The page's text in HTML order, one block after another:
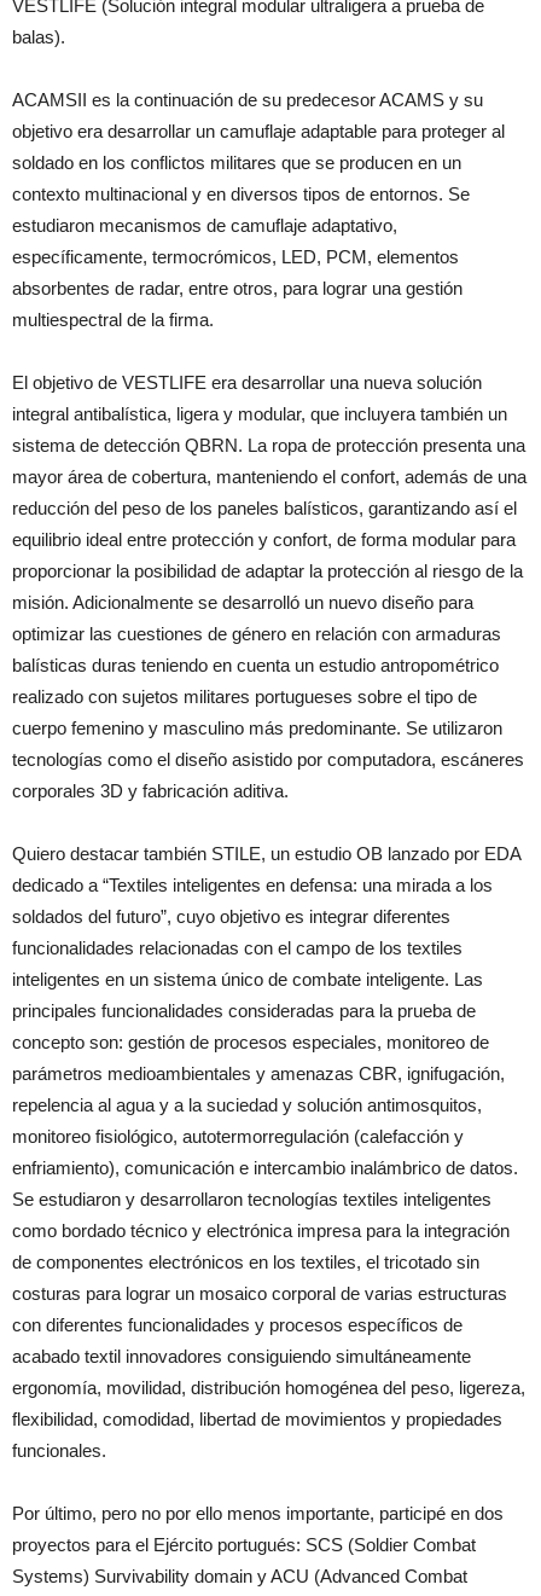
VESTLIFE (Solución integral modular ultraligera a prueba de
balas).
ACAMSII es la continuación de su predecesor ACAMS y su
objetivo era desarrollar un camuflaje adaptable para proteger al
soldado en los conflictos militares que se producen en un
contexto multinacional y en diversos tipos de entornos. Se
estudiaron mecanismos de camuflaje adaptativo,
específicamente, termocrómicos, LED, PCM, elementos
absorbentes de radar, entre otros, para lograr una gestión
multiespectral de la firma.
El objetivo de VESTLIFE era desarrollar una nueva solución
integral antibalística, ligera y modular, que incluyera también un
sistema de detección QBRN. La ropa de protección presenta una
mayor área de cobertura, manteniendo el confort, además de una
reducción del peso de los paneles balísticos, garantizando así el
equilibrio ideal entre protección y confort, de forma modular para
proporcionar la posibilidad de adaptar la protección al riesgo de la
misión. Adicionalmente se desarrolló un nuevo diseño para
optimizar las cuestiones de género en relación con armaduras
balísticas duras teniendo en cuenta un estudio antropométrico
realizado con sujetos militares portugueses sobre el tipo de
cuerpo femenino y masculino más predominante. Se utilizaron
tecnologías como el diseño asistido por computadora, escáneres
corporales 3D y fabricación aditiva.
Quiero destacar también STILE, un estudio OB lanzado por EDA
dedicado a “Textiles inteligentes en defensa: una mirada a los
soldados del futuro”, cuyo objetivo es integrar diferentes
funcionalidades relacionadas con el campo de los textiles
inteligentes en un sistema único de combate inteligente. Las
principales funcionalidades consideradas para la prueba de
concepto son: gestión de procesos especiales, monitoreo de
parámetros medioambientales y amenazas CBR, ignifugación,
repelencia al agua y a la suciedad y solución antimosquitos,
monitoreo fisiológico, autotermorregulación (calefacción y
enfriamiento), comunicación e intercambio inalámbrico de datos.
Se estudiaron y desarrollaron tecnologías textiles inteligentes
como bordado técnico y electrónica impresa para la integración
de componentes electrónicos en los textiles, el tricotado sin
costuras para lograr un mosaico corporal de varias estructuras
con diferentes funcionalidades y procesos específicos de
acabado textil innovadores consiguiendo simultáneamente
ergonomía, movilidad, distribución homogénea del peso, ligereza,
flexibilidad, comodidad, libertad de movimientos y propiedades
funcionales.
Por último, pero no por ello menos importante, participé en dos
proyectos para el Ejército portugués: SCS (Soldier Combat
Systems) Survivability domain y ACU (Advanced Combat